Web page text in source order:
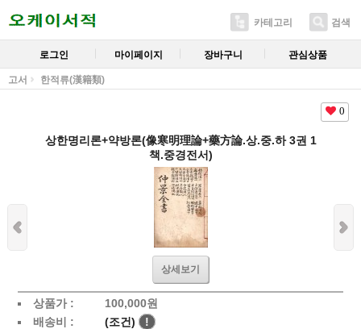
카테고리 검색
로그인 마이페이지 장바구니 관심상품
고서 한적류(漢籍類)
0
상한명리론+약방론(像寒明理論+藥方論.상.중.하 3권 1
책.중경전서)
상세보기
상품가 : 100,000원
배송비 :
(조건)
!